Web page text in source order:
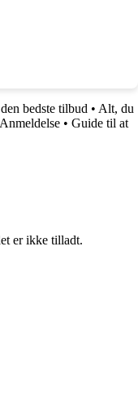
bedste tilbud • Alt, du
• Guide til at
er ikke tilladt.